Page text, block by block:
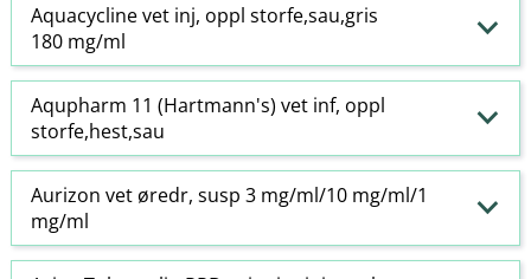
Aquacycline vet inj, oppl storfe,sau,gris
180 mg/ml
Aqupharm 11 (Hartmann's) vet inf, oppl
storfe,hest,sau
Aurizon vet øredr, susp 3 mg/ml/10 mg/ml/1
mg/ml